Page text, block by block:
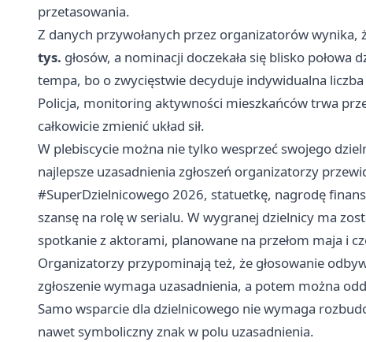
przetasowania.
Z danych przywołanych przez organizatorów
tys. głosów, a nominacji doczekała się blisko
tempa, bo o zwycięstwie decyduje indywidualna
Policja, monitoring aktywności mieszkańców trwa
całkowicie zmienić układ sił.
W plebiscycie można nie tylko wesprzeć swojego
najlepsze uzasadnienia zgłoszeń organizatorzy
#SuperDzielnicowego 2026, statuetkę, nagrodę
szansę na rolę w serialu. W wygranej dzielnicy ma
spotkanie z aktorami, planowane na przełom maja i
Organizatorzy przypominają też, że głosowanie
zgłoszenie wymaga uzasadnienia, a potem można
Samo wsparcie dla dzielnicowego nie wymaga
nawet symboliczny znak w polu uzasadnienia.